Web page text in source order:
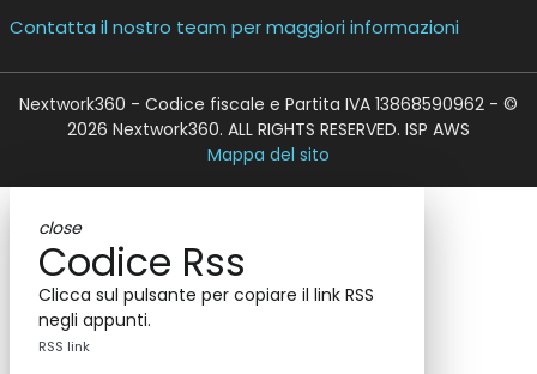
Contatta il nostro team per maggiori informazioni
Nextwork360 - Codice fiscale e Partita IVA 13868590962 - ©
2026 Nextwork360. ALL RIGHTS RESERVED. ISP AWS
Mappa del sito
close
Codice Rss
Clicca sul pulsante per copiare il link RSS
negli appunti.
RSS link